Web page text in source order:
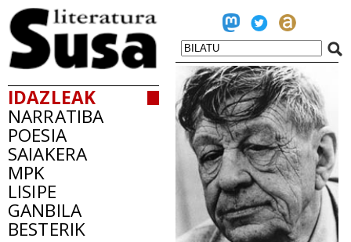
IDAZLEAK
NARRATIBA
POESIA
SAIAKERA
MPK
LISIPE
GANBILA
BESTERIK